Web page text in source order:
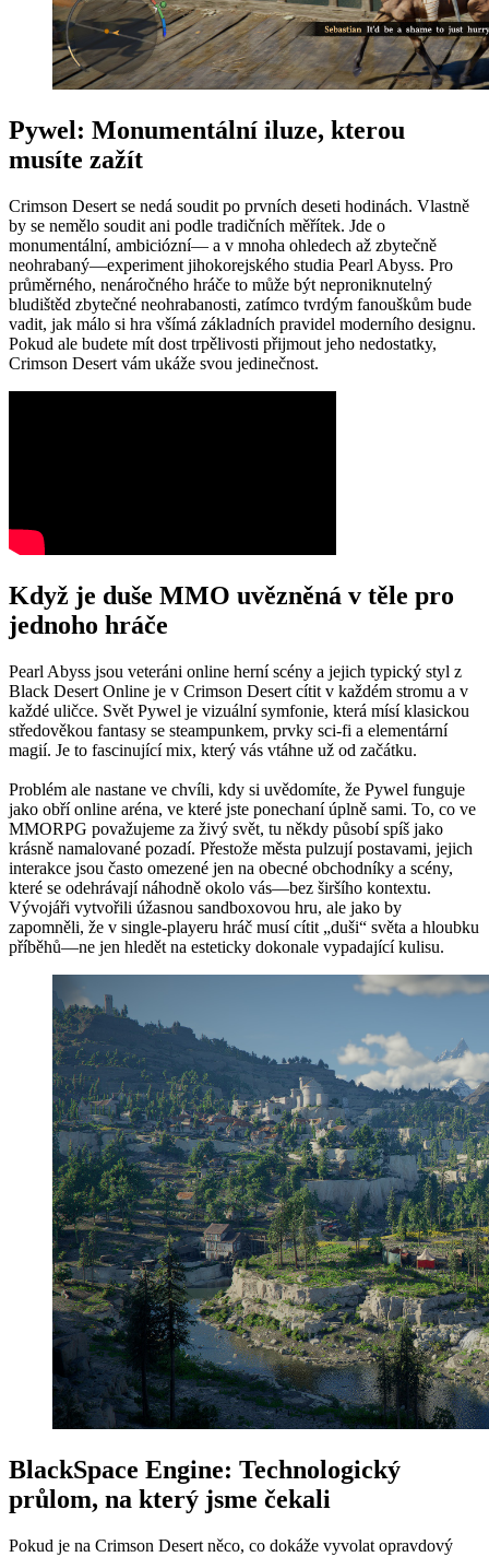
Pywel: Monumentální iluze, kterou
musíte zažít
Crimson Desert se nedá soudit po prvních deseti hodinách. Vlastně
by se nemělo soudit ani podle tradičních měřítek. Jde o
monumentální, ambiciózní— a v mnoha ohledech až zbytečně
neohrabaný—experiment jihokorejského studia Pearl Abyss. Pro
průměrného, nenáročného hráče to může být neproniknutelný
bludištěd zbytečné neohrabanosti, zatímco tvrdým fanouškům bude
vadit, jak málo si hra všímá základních pravidel moderního designu.
Pokud ale budete mít dost trpělivosti přijmout jeho nedostatky,
Crimson Desert vám ukáže svou jedinečnost.
Když je duše MMO uvězněná v těle pro
jednoho hráče
Pearl Abyss jsou veteráni online herní scény a jejich typický styl z
Black Desert Online je v Crimson Desert cítit v každém stromu a v
každé uličce. Svět Pywel je vizuální symfonie, která mísí klasickou
středověkou fantasy se steampunkem, prvky sci-fi a elementární
magií. Je to fascinující mix, který vás vtáhne už od začátku.
Problém ale nastane ve chvíli, kdy si uvědomíte, že Pywel funguje
jako obří online aréna, ve které jste ponechaní úplně sami. To, co ve
MMORPG považujeme za živý svět, tu někdy působí spíš jako
krásně namalované pozadí. Přestože města pulzují postavami, jejich
interakce jsou často omezené jen na obecné obchodníky a scény,
které se odehrávají náhodně okolo vás—bez širšího kontextu.
Vývojáři vytvořili úžasnou sandboxovou hru, ale jako by
zapomněli, že v single-playeru hráč musí cítit „duši“ světa a hloubku
příběhů—ne jen hledět na esteticky dokonale vypadající kulisu.
BlackSpace Engine: Technologický
průlom, na který jsme čekali
Pokud je na Crimson Desert něco, co dokáže vyvolat opravdový